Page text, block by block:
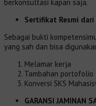
berkonsultasi kapan saja.
Sertifikat Resmi dari
Sebagai bukti
yang sah dan bisa
Melamar kerja
Tambahan portofolio
Konversi SKS
GARANSI JAMINAN